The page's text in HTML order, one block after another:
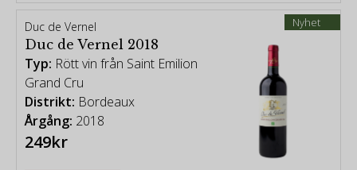
Nyhet
Duc de Vernel
Duc de Vernel 2018
Typ: Rött vin från Saint Emilion
Grand Cru
Distrikt: Bordeaux
Årgång: 2018
249kr